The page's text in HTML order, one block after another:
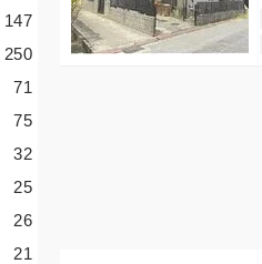
147
250
71
75
32
25
26
21